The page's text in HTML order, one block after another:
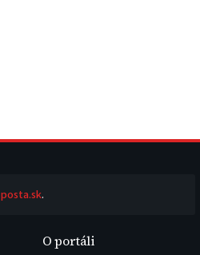
posta.sk.
O portáli